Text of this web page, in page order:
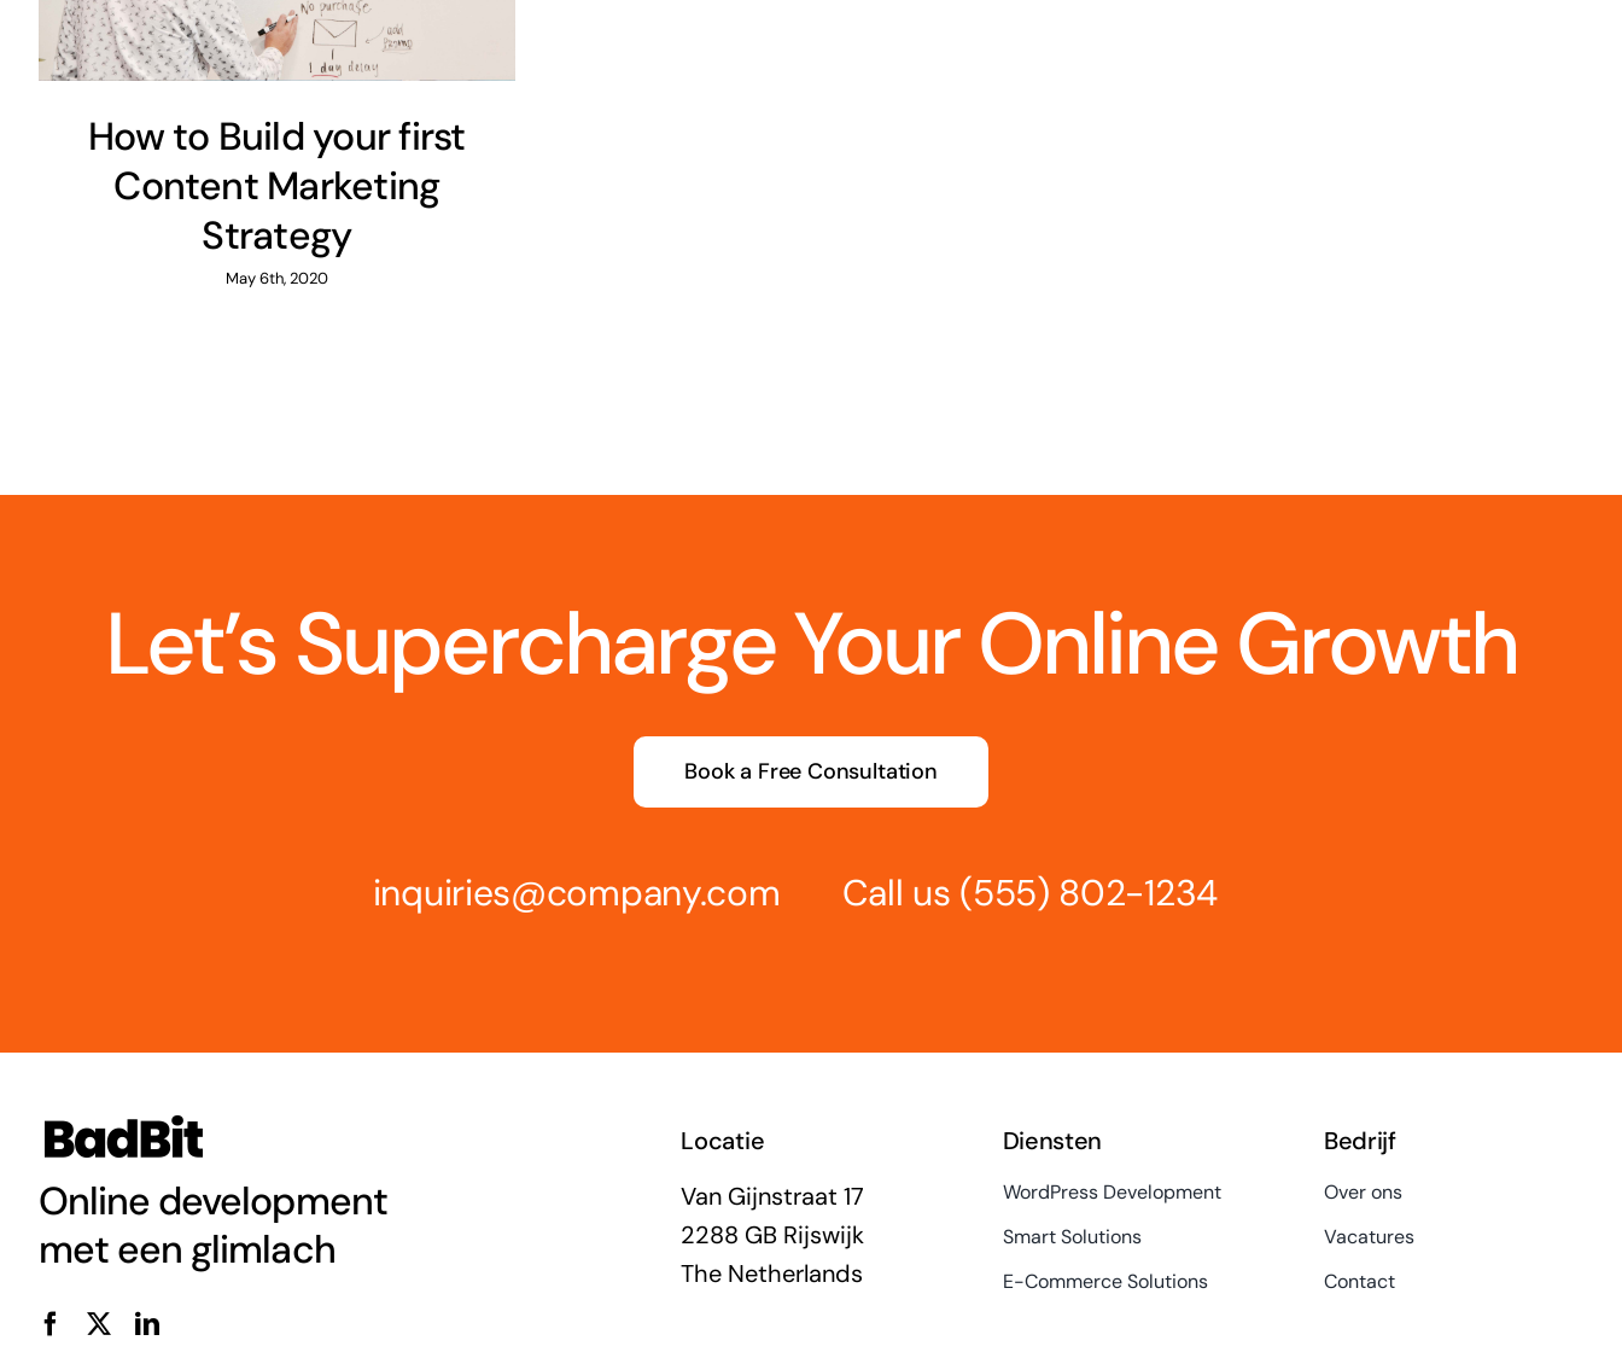
How to Build your first
Content Marketing
Strategy
May 6th, 2020
Let’s Supercharge Your Online Growth
Book a Free Consultation
inquiries@company.com Call us (555) 802-1234
Online development
met een glimlach
Locatie
Van Gijnstraat 17
2288 GB Rijswijk
The Netherlands
Diensten
WordPress Development
Smart Solutions
E-Commerce Solutions
Bedrijf
Over ons
Vacatures
Contact